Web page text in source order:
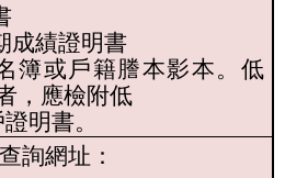
成績證明書
簿或戶籍謄本影本。低
，應檢附低
明書。
詢網址：